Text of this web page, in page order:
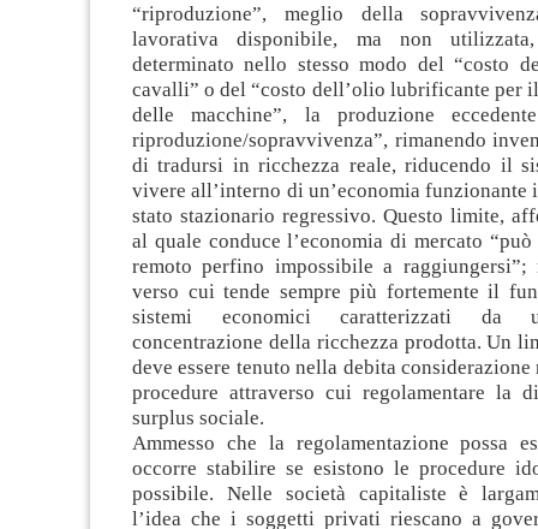
“riproduzione”, meglio della
lavorativa disponibile, ma non
determinato nello stesso modo del “costo
cavalli” o del “costo dell’olio lubrificante per
delle macchine”, la produzione
riproduzione/sopravvivenza”, rimanendo
di tradursi in ricchezza reale, riducendo il
vivere all’interno di un’economia funzionante
stato stazionario regressivo. Questo limite,
al quale conduce l’economia di mercato
remoto perfino impossibile a
verso cui tende sempre più fortemente il
sistemi economici caratterizzati da
concentrazione della ricchezza prodotta. Un
deve essere tenuto nella debita
procedure attraverso cui regolamentare la
surplus sociale.
Ammesso che la regolamentazione possa
occorre stabilire se esistono le procedure
possibile. Nelle società capitaliste è
l’idea che i soggetti privati riescano a